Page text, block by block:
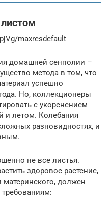
maxresdefault
домашней сенполии –
метода в том, что
успешно
Но, коллекционеры
с укоренением
и летом. Колебания
разновидностях, и
не все листья.
здоровое растение,
должен